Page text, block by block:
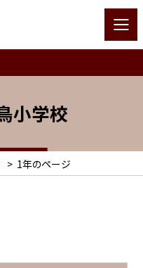
小学校
> 1年のページ